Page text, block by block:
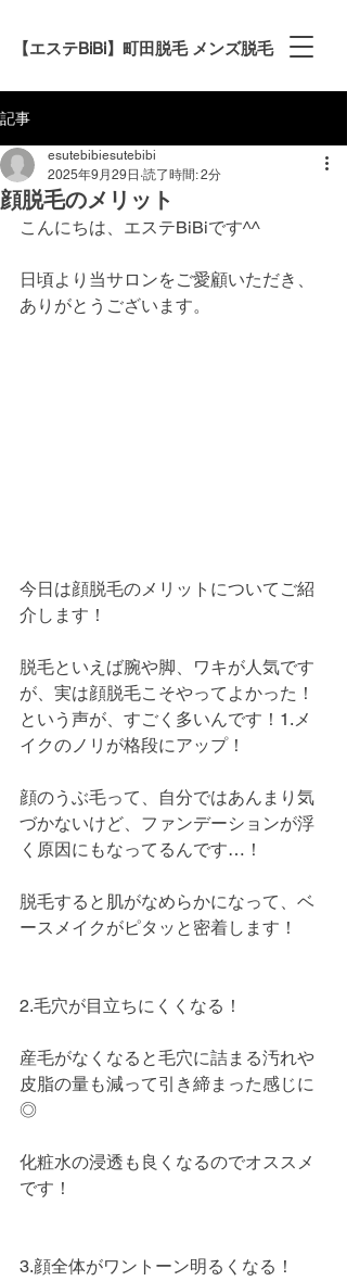
【エステBiBi】町田脱毛 メンズ脱毛
記事
顔脱毛のメリット
esutebibiesutebibi
2025年9月29日 読了時間: 2分
こんにちは、エステBiBiです^^
日頃より当サロンをご愛顧いただき、
ありがとうございます。
今日は顔脱毛のメリットについてご紹
介します！
脱毛といえば腕や脚、ワキが人気です
が、実は顔脱毛こそやってよかった！
という声が、すごく多いんです！1.メ
イクのノリが格段にアップ！
顔のうぶ毛って、自分ではあんまり気
づかないけど、ファンデーションが浮
く原因にもなってるんです…！
脱毛すると肌がなめらかになって、ベ
ースメイクがピタッと密着します！
2.毛穴が目立ちにくくなる！
産毛がなくなると毛穴に詰まる汚れや
皮脂の量も減って引き締まった感じに
◎
化粧水の浸透も良くなるのでオススメ
です！
3.顔全体がワントーン明るくなる！